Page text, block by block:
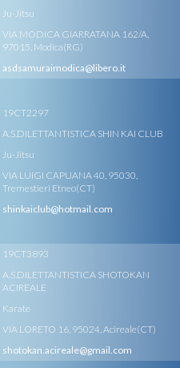
Ju-Jitsu
VIA MODICA GIARRATANA 162/A,
97015, Modica(RG)
asdsamuraimodica@libero.it
19CT2297
A.S.DILETTANTISTICA SHIN KAI CLUB
Ju-Jitsu
VIA LUIGI CAPUANA 40, 95030,
Tremestieri Etneo(CT)
shinkaiclub@hotmail.com
19CT3893
A.S.DILETTANTISTICA SHOTOKAN
ACIREALE
Karate
VIA LORETO 16, 95024, Acireale(CT)
shotokan.acireale@gmail.com